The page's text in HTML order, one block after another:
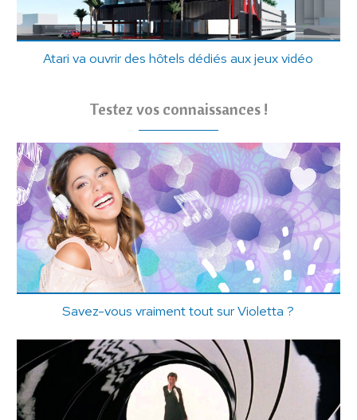
Atari va ouvrir des hôtels dédiés aux jeux vidéo
Testez vos connaissances !
Savez-vous vraiment tout sur Violetta ?